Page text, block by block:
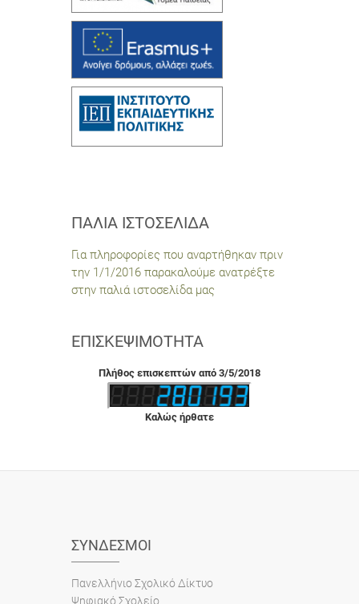
ΠΑΛΙΆ ΙΣΤΟΣΕΛΊΔΑ
Για πληροφορίες που αναρτήθηκαν πριν
την 1/1/2016 παρακαλούμε ανατρέξτε
στην παλιά ιστοσελίδα μας
ΕΠΙΣΚΕΨΙΜΌΤΗΤΑ
Πλήθος επισκεπτών από 3/5/2018
Καλώς ήρθατε
ΣΎΝΔΕΣΜΟΙ
Πανελλήνιο Σχολικό Δίκτυο
Ψηφιακό Σχολείο